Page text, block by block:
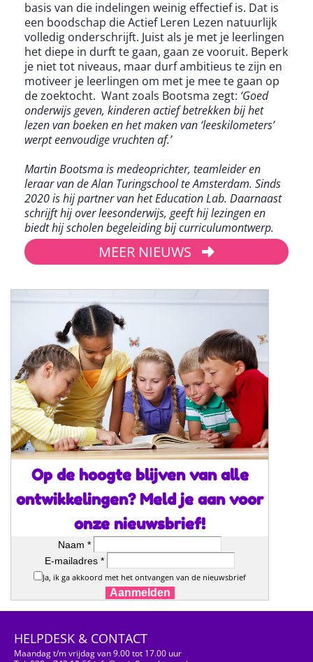
basis van die indelingen weinig effectief is. Dat is
een boodschap die Actief Leren Lezen natuurlijk
volledig onderschrijft. Juist als je met je leerlingen
het diepe in durft te gaan, gaan ze vooruit. Beperk
je niet tot niveaus, maar durf ambitieus te zijn en
motiveer je leerlingen om met je mee te gaan op
de zoektocht. Want zoals Bootsma zegt: ‘Goed
onderwijs geven, kinderen actief betrekken bij het
lezen van boeken en het maken van ‘leeskilometers’
werpt eenvoudige vruchten af.’
Martin Bootsma is medeoprichter, teamleider en
leraar van de Alan Turingschool te Amsterdam. Sinds
2020 is hij partner van het Education Lab. Daarnaast
schrijft hij over leesonderwijs, geeft hij lezingen en
biedt hij scholen begeleiding bij curriculumontwerp.
MEER NIEUWS
Op de hoogte blijven van alle
ontwikkelingen? Meld je aan voor
onze nieuwsbrief!
Naam *
E-mailadres *
Ja, ik ga akkoord met het ontvangen van de nieuwsbrief
Aanmelden
HELPDESK & CONTACT
Maandag t/m vrijdag van 9.00 tot 17.00 uur